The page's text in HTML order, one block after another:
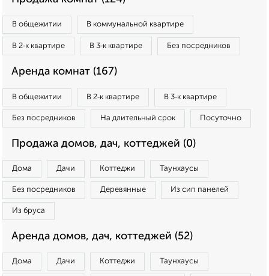
В общежитии В коммунальной квартире
В 2‑к квартире В 3‑к квартире Без посредников
Аренда комнат (167)
В общежитии В 2‑к квартире В 3‑к квартире
Без посредников На длительный срок Посуточно
Продажа домов, дач, коттеджей (0)
Дома Дачи Коттеджи Таунхаусы
Без посредников Деревянные Из сип панелей
Из бруса
Аренда домов, дач, коттеджей (52)
Дома Дачи Коттеджи Таунхаусы